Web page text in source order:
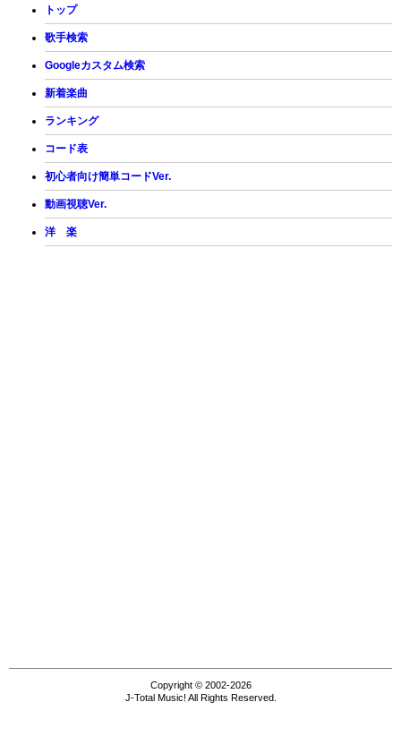
トップ
歌手検索
Googleカスタム検索
新着楽曲
ランキング
コード表
初心者向け簡単コードVer.
動画視聴Ver.
洋 楽
Copyright © 2002-2026
J-Total Music! All Rights Reserved.